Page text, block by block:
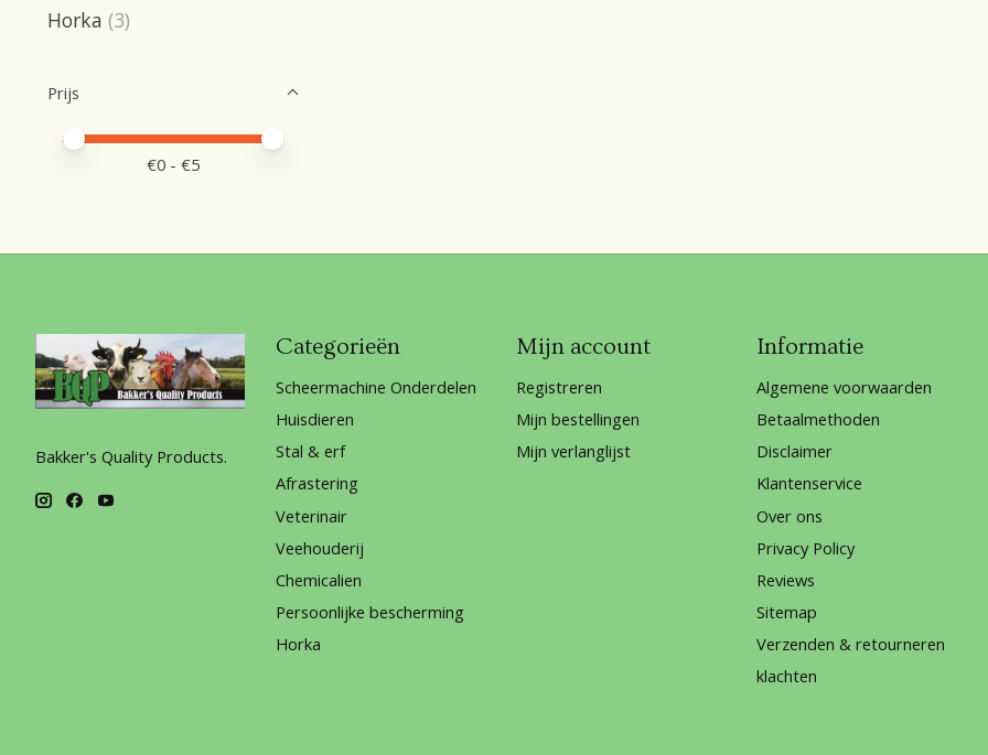
Horka (3)
Prijs
Minimale prijswaarde
Price maximum value
€0 - €5
Bakker's Quality Products.
Categorieën
Scheermachine Onderdelen
Huisdieren
Stal & erf
Afrastering
Veterinair
Veehouderij
Chemicalien
Persoonlijke bescherming
Horka
Mijn account
Registreren
Mijn bestellingen
Mijn verlanglijst
Informatie
Algemene voorwaarden
Betaalmethoden
Disclaimer
Klantenservice
Over ons
Privacy Policy
Reviews
Sitemap
Verzenden & retourneren
klachten